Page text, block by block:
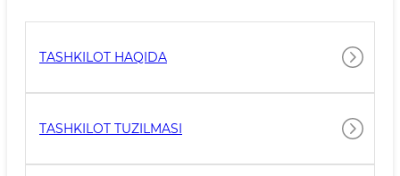
TASHKILOT HAQIDA
TASHKILOT TUZILMASI